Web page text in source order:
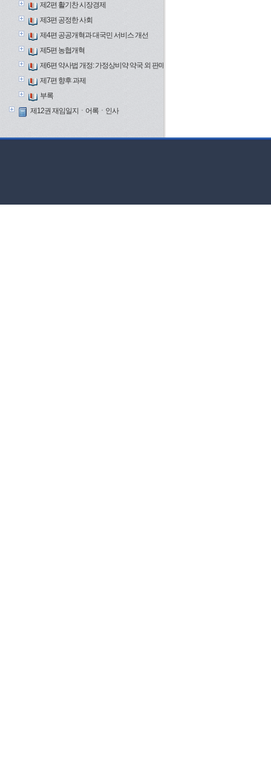
제2편 활기찬 시장경제
제3편 공정한 사회
제4편 공공개혁과 대국민 서비스 개선
제5편 농협개혁
제6편 약사법 개정: 가정상비약 약국 외 판매와 보건의료 개혁
제7편 향후 과제
부록
제12권 재임일지ㆍ어록ㆍ인사